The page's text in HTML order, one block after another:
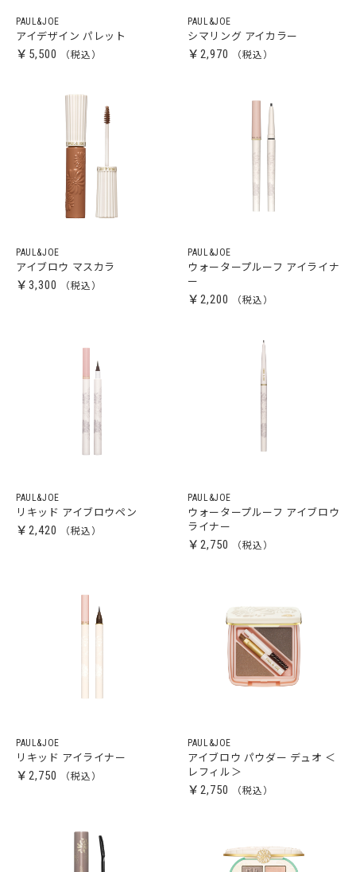
PAUL&JOE
アイデザイン パレット
￥5,500
PAUL&JOE
シマリング アイカラー
￥2,970
PAUL&JOE
アイブロウ マスカラ
￥3,300
PAUL&JOE
ウォータープルーフ アイライナ
ー
￥2,200
PAUL&JOE
リキッド アイブロウペン
￥2,420
PAUL&JOE
ウォータープルーフ アイブロウ
ライナー
￥2,750
PAUL&JOE
リキッド アイライナー
￥2,750
PAUL&JOE
アイブロウ パウダー デュオ ＜
レフィル＞
￥2,750